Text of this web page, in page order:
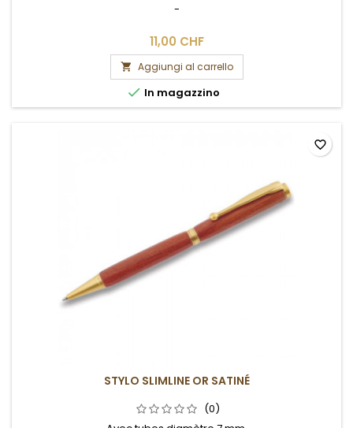
-
11,00 CHF
 Aggiungi al carrello
 In magazzino
STYLO SLIMLINE OR SATINÉ
(0)
favorite_border